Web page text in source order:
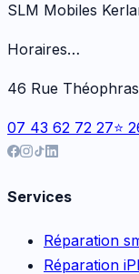
SLM Mobiles
Horaires…
46 Rue
07 43 62 72 27⭐
Services
Réparation
Réparation